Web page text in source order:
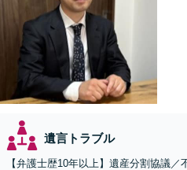
遺言トラブル
【弁護士歴10年以上】遺産分割協議